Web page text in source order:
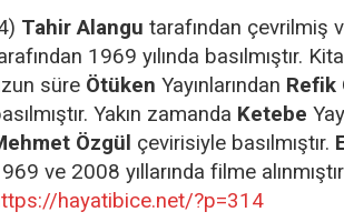
Tahir Alangu tarafından çevrilmiş
1969 yılında basılmıştır.
süre Ötüken Yayınlarından Refik
Yakın zamanda Ketebe
Özgül çevirisiyle basılmıştır.
ve 2008 yıllarında filme
hayatibice.net/?p=314